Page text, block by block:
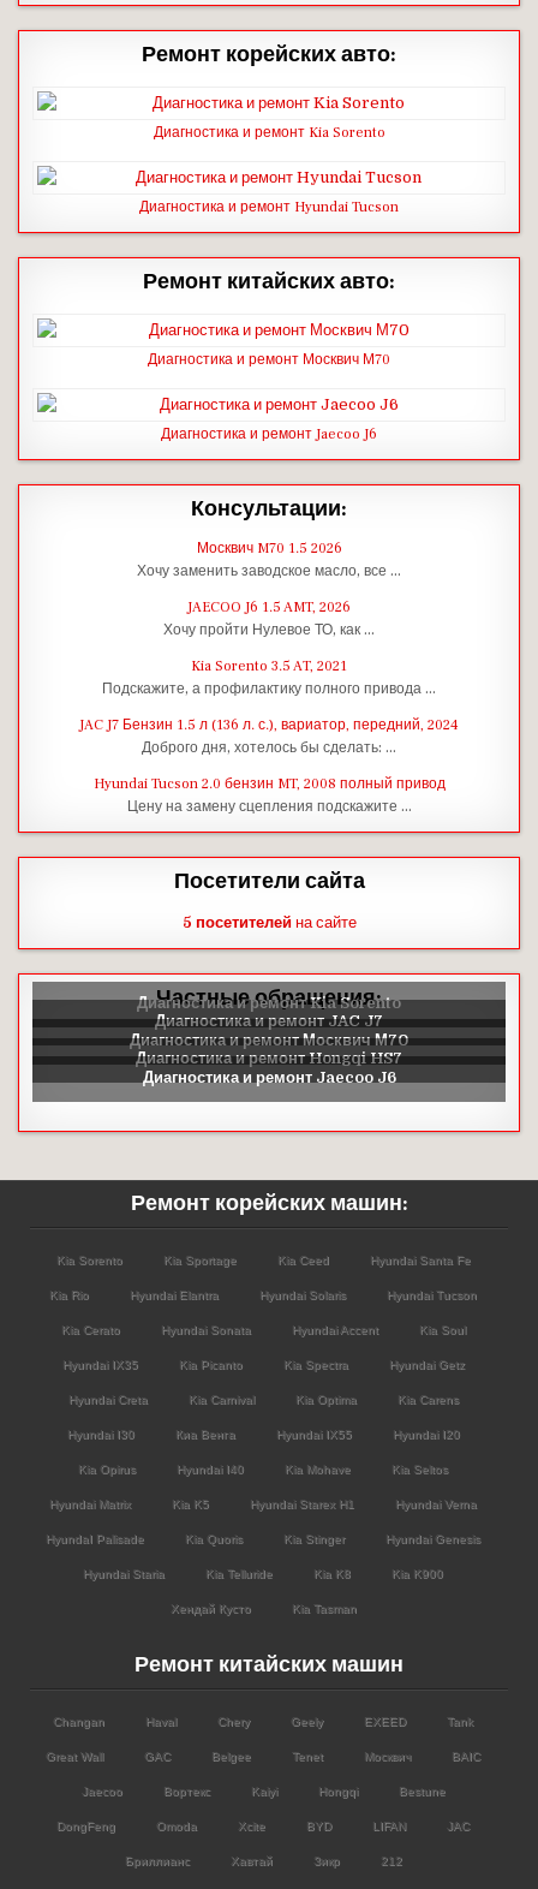
Ремонт корейских авто:
Диагностика и ремонт Kia Sorento
Диагностика и ремонт Hyundai Tucson
Ремонт китайских авто:
Диагностика и ремонт Москвич М70
Диагностика и ремонт Jaecoo J6
Консультации:
Москвич M70 1.5 2026
Хочу заменить заводское масло, все …
JAECOO J6 1.5 AMT, 2026
Хочу пройти Нулевое ТО, как …
Kia Sorento 3.5 AT, 2021
Подскажите, а профилактику полного привода …
JAC J7 Бензин 1.5 л (136 л. с.), вариатор, передний, 2024
Доброго дня, хотелось бы сделать: …
Hyundai Tucson 2.0 бензин MT, 2008 полный привод
Цену на замену сцепления подскажите …
Посетители сайта
5 посетителейна сайте
Частные обращения:
Ремонт корейских машин:
Kia Sorento Kia Sportage Kia Ceed Hyundai Santa Fe
Kia Rio Hyundai Elantra Hyundai Solaris Hyundai Tucson
Kia Cerato Hyundai Sonata Hyundai Accent Kia Soul
Hyundai IX35 Kia Picanto Kia Spectra Hyundai Getz
Hyundai Creta Kia Carnival Kia Optima Kia Carens
Hyundai I30 Киа Венга Hyundai IX55 Hyundai I20
Kia Opirus Hyundai I40 Kia Mohave Kia Seltos
Hyundai Matrix Kia K5 Hyundai Starex H1 Hyundai Verna
HyundaI Palisade Kia Quoris Kia Stinger Hyundai Genesis
Hyundai Staria Kia Telluride Kia K8 Kia K900
Хендай Кусто Kia Tasman
Ремонт китайских машин
Changan Haval Chery Geely EXEED Tank
Great Wall GAC Belgee Tenet Москвич BAIC
Jaecoo Вортекс Kaiyi Hongqi Bestune
DongFeng Omoda Xcite BYD LIFAN JAC
Бриллианс Хавтай Зикр 212